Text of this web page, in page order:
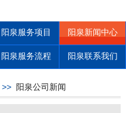
阳泉服务项目 阳泉新闻中心
阳泉服务流程 阳泉联系我们
阳泉公司新闻